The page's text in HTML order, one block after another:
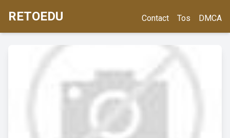
RETOEDU Contact Tos DMCA